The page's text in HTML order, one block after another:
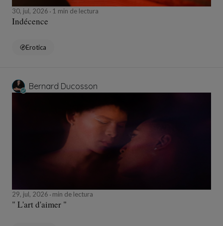
30, jul, 2026 1 min de lectura
Indécence
Erotica
Bernard Ducosson
29, jul, 2026 min de lectura
" L'art d'aimer "